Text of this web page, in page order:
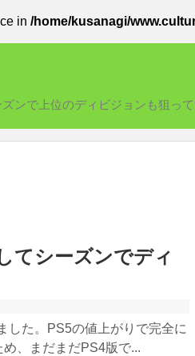
in /home/kusanagi/
ンで上位のディビジョンも狙って
てシーズンでディ
した。PS5の値上がりで完全に
、まだまだPS4版で...